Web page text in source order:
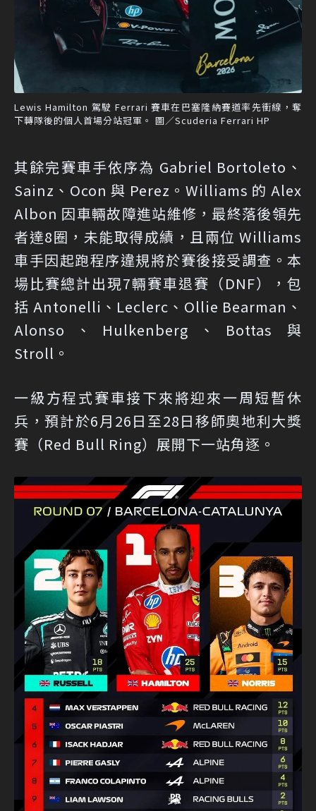
Lewis Hamilton 駕駛 Ferrari 賽車在巴塞隆納賽道率先衝線，奪
下轉隊後的個人首場分站冠軍。 圖／Scuderia Ferrari HP
其餘完賽車手依序為 Gabriel Bortoleto、
Sainz、Ocon 與 Perez。Williams 的 Alex
Albon 因車輛故障進站維修，最終落後領先
者達8圈，未能取得成績，且兩位 Williams
車手因起跑程序違規將於賽後接受調查。本
場比賽總計出現7輛賽車退賽（DNF），包
括 Antonelli、Leclerc、Ollie Bearman、
Alonso、Hulkenberg、Bottas 與
Stroll。
一級方程式賽車接下來將迎來一周短暫休
兵，預計於6月26日至28日移師奧地利大獎
賽（Red Bull Ring）展開下一站角逐。